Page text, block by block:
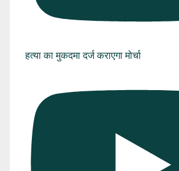
हत्या का मुकदमा दर्ज कराएगा मोर्चा